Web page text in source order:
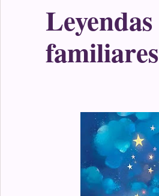
Leyendas
familiares